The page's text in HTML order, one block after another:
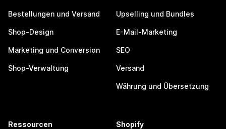
Bestellungen und Versand
Shop-Design
Marketing und Conversion
Shop-Verwaltung
Upselling und Bundles
E-Mail-Marketing
SEO
Versand
Währung und Übersetzung
Ressourcen Shopify